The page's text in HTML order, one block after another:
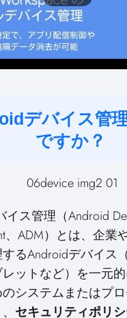
デバイス管
ですか？
イス管理（Android
、ADM）とは、企業
るAndroidデバイス
ットなど）を一元
システムまたはプロ
セキュリティポリシ